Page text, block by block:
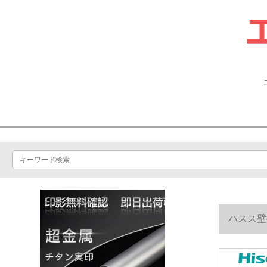
ハスス